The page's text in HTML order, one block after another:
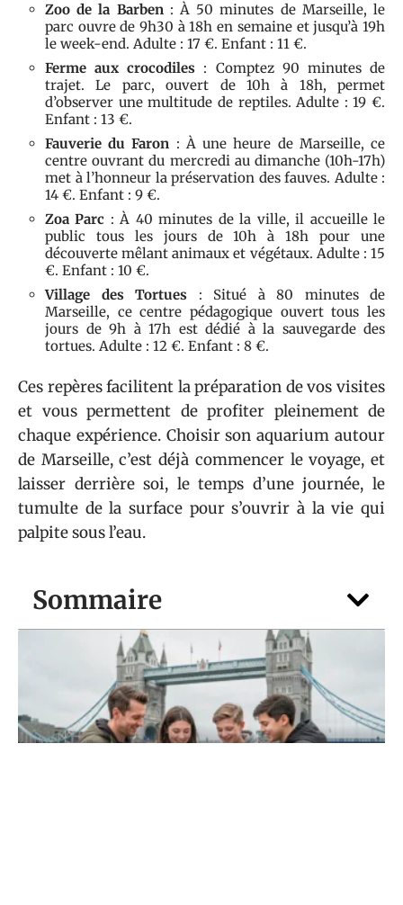
Sommaire
Zoo de la Barben: À 50 minutes de Marseille, le
parc ouvre de 9h30 à 18h en semaine et jusqu’à 19h
le week-end. Adulte : 17 €. Enfant : 11 €.
Ferme aux crocodiles : Comptez 90 minutes de
trajet. Le parc, ouvert de 10h à 18h, permet
d’observer une multitude de reptiles. Adulte : 19 €.
Enfant : 13 €.
Fauverie du Faron : À une heure de Marseille, ce
centre ouvrant du mercredi au dimanche (10h-17h)
met à l’honneur la préservation des fauves. Adulte :
14 €. Enfant : 9 €.
Zoa Parc : À 40 minutes de la ville, il accueille le
public tous les jours de 10h à 18h pour une
découverte mêlant animaux et végétaux. Adulte : 15
€. Enfant : 10 €.
Village des Tortues : Situé à 80 minutes de
Marseille, ce centre pédagogique ouvert tous les
jours de 9h à 17h est dédié à la sauvegarde des
tortues. Adulte : 12 €. Enfant : 8 €.
Ces repères facilitent la préparation de vos visites
et vous permettent de profiter pleinement de
chaque expérience. Choisir son aquarium autour
de Marseille, c’est déjà commencer le voyage, et
laisser derrière soi, le temps d’une journée, le
tumulte de la surface pour s’ouvrir à la vie qui
palpite sous l’eau.